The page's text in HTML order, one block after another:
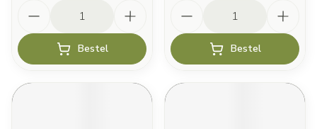
Bestel Bestel